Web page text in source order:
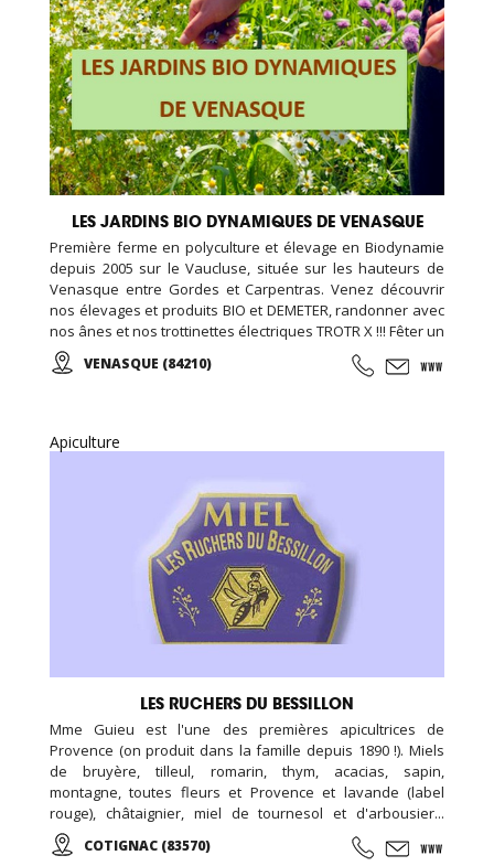
LES JARDINS BIO DYNAMIQUES DE VENASQUE
Première ferme en polyculture et élevage en Biodynamie
depuis 2005 sur le Vaucluse, située sur les hauteurs de
Venasque entre Gordes et Carpentras. Venez découvrir
nos élevages et produits BIO et DEMETER, randonner avec
nos ânes et nos trottinettes électriques TROTR X !!! Fêter un
anniversaire à la ferme c'est possible, c'est à Venasque
dans le Vaucluse !
VENASQUE (84210)
Apiculture
LES RUCHERS DU BESSILLON
Mme Guieu est l'une des premières apicultrices de
Provence (on produit dans la famille depuis 1890 !). Miels
de bruyère, tilleul, romarin, thym, acacias, sapin,
montagne, toutes fleurs et Provence et lavande (label
rouge), châtaignier, miel de tournesol et d'arbousier...
Gelée royale, essence de lavandin. Délicieux nougat et
pain d'épices, confiture de figues vertes... Ouvert toute
COTIGNAC (83570)